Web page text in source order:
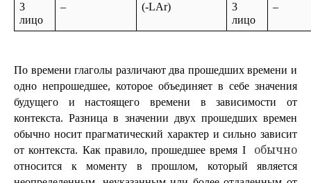
3
лицо
– (-LAr)
3
лицо
–
По времени глаголы различают два прошедших времени и
одно непрошедшее, которое объединяет в себе значения
будущего и настоящего времени в зависимости от
контекста. Разница в значении двух прошедших времен
обычно носит прагматический характер и сильно зависит
от контекста. Как правило, прошедшее время I обычно
относится к моменту в прошлом, который является